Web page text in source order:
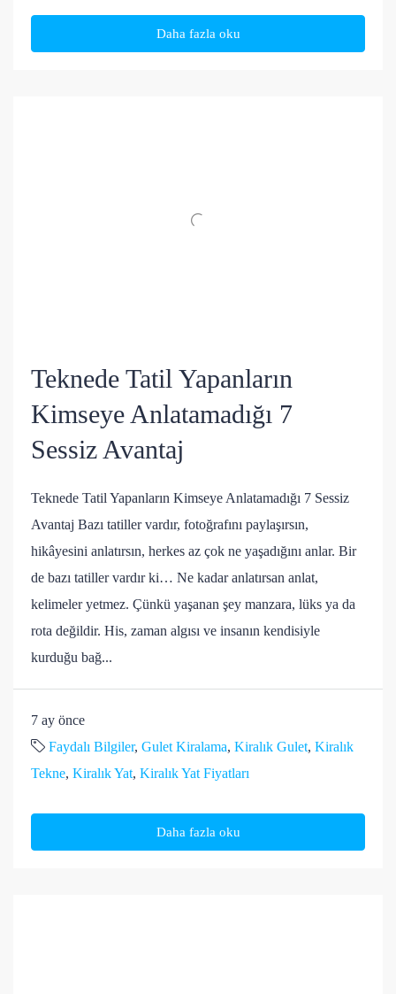
Daha fazla oku
Teknede Tatil Yapanların
Kimseye Anlatamadığı 7
Sessiz Avantaj
Teknede Tatil Yapanların Kimseye Anlatamadığı 7 Sessiz
Avantaj Bazı tatiller vardır, fotoğrafını paylaşırsın,
hikâyesini anlatırsın, herkes az çok ne yaşadığını anlar. Bir
de bazı tatiller vardır ki… Ne kadar anlatırsan anlat,
kelimeler yetmez. Çünkü yaşanan şey manzara, lüks ya da
rota değildir. His, zaman algısı ve insanın kendisiyle
kurduğu bağ...
7 ay önce
Faydalı Bilgiler, Gulet Kiralama, Kiralık Gulet, Kiralık
Tekne, Kiralık Yat, Kiralık Yat Fiyatları
Daha fazla oku